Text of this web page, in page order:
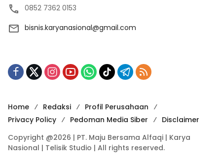
0852 7362 0153
bisnis.karyanasional@gmail.com
Home Redaksi
Profil Perusahaan
Privacy Policy
Pedoman Media Siber
Disclaimer
Copyright @2026 | PT. Maju Bersama Alfaqi | Karya
Nasional | Telisik Studio | All rights reserved.